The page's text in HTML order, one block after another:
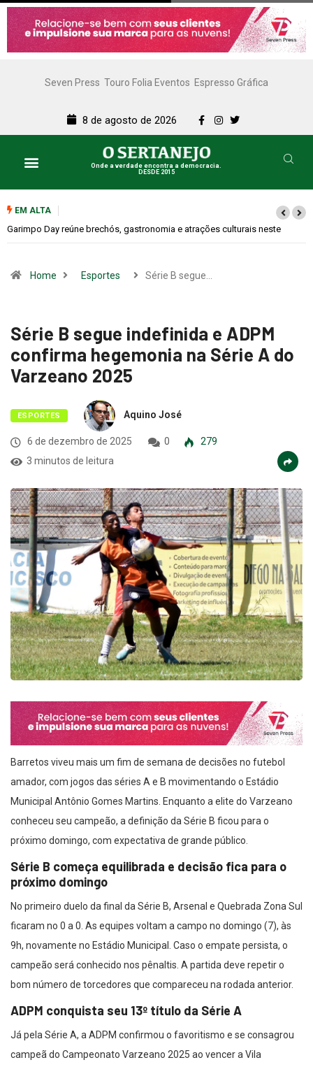
Seven Press Touro Folia Eventos Espresso Gráfica
8 de agosto de 2026
Onde a verdade encontra a democracia.
DESDE 2015
EM ALTA
Bugonia transforma paranoia e conspiração em um suspense
Home Esportes Série B segue…
Série B segue indefinida e ADPM
confirma hegemonia na Série A do
Varzeano 2025
ESPORTES Aquino José
6 de dezembro de 2025 0
279
3 minutos de leitura
Barretos viveu mais um fim de semana de decisões no futebol
amador, com jogos das séries A e B movimentando o Estádio
Municipal Antônio Gomes Martins. Enquanto a elite do Varzeano
conheceu seu campeão, a definição da Série B ficou para o
próximo domingo, com expectativa de grande público.
Série B começa equilibrada e decisão fica para o
próximo domingo
No primeiro duelo da final da Série B, Arsenal e Quebrada Zona Sul
ficaram no 0 a 0. As equipes voltam a campo no domingo (7), às
9h, novamente no Estádio Municipal. Caso o empate persista, o
campeão será conhecido nos pênaltis. A partida deve repetir o
bom número de torcedores que compareceu na rodada anterior.
ADPM conquista seu 13º título da Série A
Já pela Série A, a ADPM confirmou o favoritismo e se consagrou
campeã do Campeonato Varzeano 2025 ao vencer a Vila